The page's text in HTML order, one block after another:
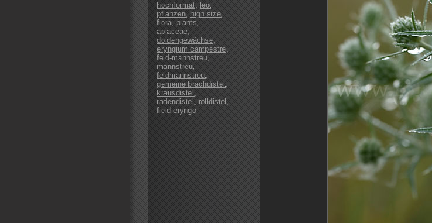
hochformat, leo,
pflanzen, high size,
flora, plants,
apiaceae,
doldengewächse,
eryngium campestre,
feld-mannstreu,
mannstreu,
feldmannstreu,
gemeine brachdistel ,
krausdistel ,
radendistel , rolldistel ,
field eryngo